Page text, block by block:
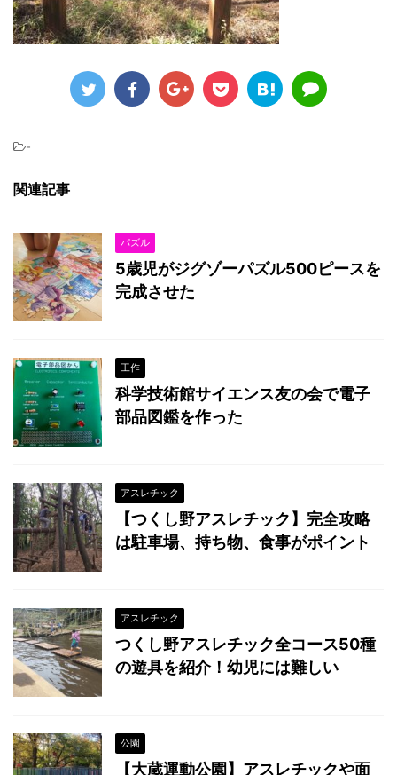
-
関連記事
パズル
5歳児がジグゾーパズル500ピースを
完成させた
工作
科学技術館サイエンス友の会で電子
部品図鑑を作った
アスレチック
【つくし野アスレチック】完全攻略
は駐車場、持ち物、食事がポイント
アスレチック
つくし野アスレチック全コース50種
の遊具を紹介！幼児には難しい
公園
【大蔵運動公園】アスレチックや面